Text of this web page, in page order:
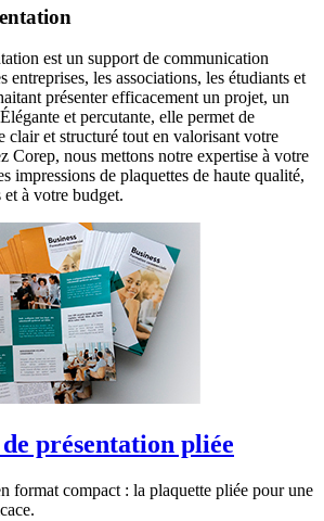
est un support de communication
entreprises, les associations, les étudiants et
présenter efficacement un projet, un
et percutante, elle permet de
clair et structuré tout en valorisant votre
Corep, nous mettons notre expertise à votre
impressions de plaquettes de haute qualité,
et à votre budget.
présentation pliée
format compact : la plaquette pliée pour une